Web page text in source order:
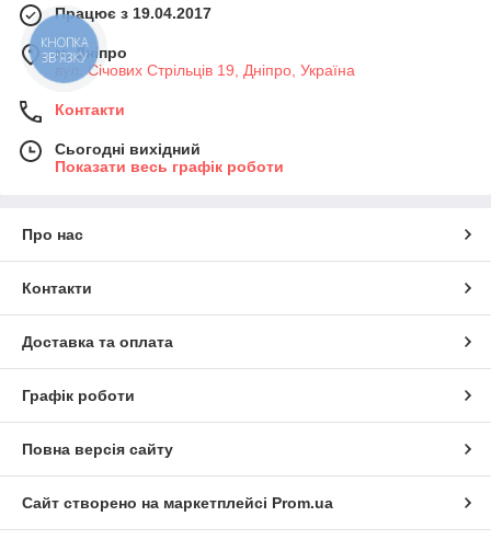
Працює з 19.04.2017
м. Дніпро
вул. Січових Стрільців 19, Дніпро, Україна
Контакти
Сьогодні вихідний
Показати весь графік роботи
Про нас
Контакти
Доставка та оплата
Графік роботи
Повна версія сайту
Сайт створено на маркетплейсі Prom.ua
КНОПКА
ЗВ'ЯЗКУ